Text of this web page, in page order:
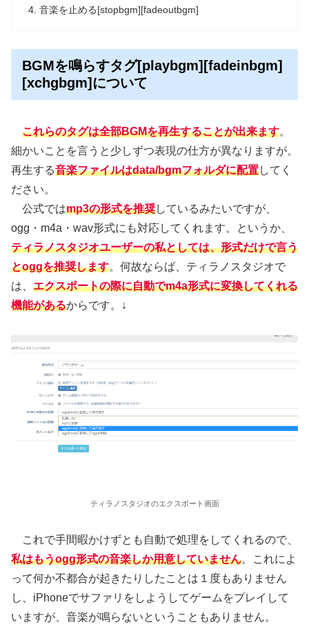
音楽を止める[stopbgm][fadeoutbgm]
BGMを鳴らすタグ[playbgm][fadeinbgm]
[xchgbgm]について
これらのタグは全部BGMを再生することが出来ます。
細かいことを言うと少しずつ表現の仕方が異なりますが。
再生する音楽ファイルはdata/bgmフォルダに配置してく
ださい。
公式ではmp3の形式を推奨しているみたいですが、
ogg・m4a・wav形式にも対応してくれます。というか、
ティラノスタジオユーザーの私としては、形式だけで言う
とoggを推奨します。何故ならば、ティラノスタジオで
は、 エクスポートの際に自動でm4a形式に変換してくれる
機能があるからです。↓
ティラノスタジオのエクスポート画面
これで手間暇かけずとも自動で処理をしてくれるので、
私はもうogg形式の音楽しか用意していません。これによ
って何か不都合が起きたりしたことは１度もありません
し、iPhoneでサファリをしようしてゲームをプレイして
いますが、音楽が鳴らないということもありません。